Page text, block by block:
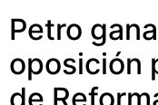
Petro
oposición